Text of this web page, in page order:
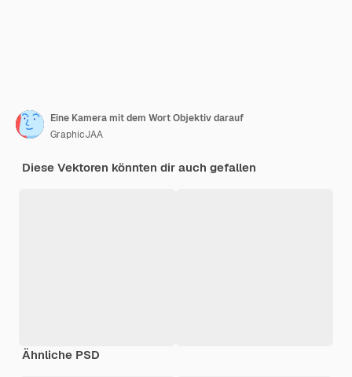
Eine Kamera mit dem Wort Objektiv darauf
GraphicJAA
Diese Vektoren könnten dir auch gefallen
Ähnliche PSD